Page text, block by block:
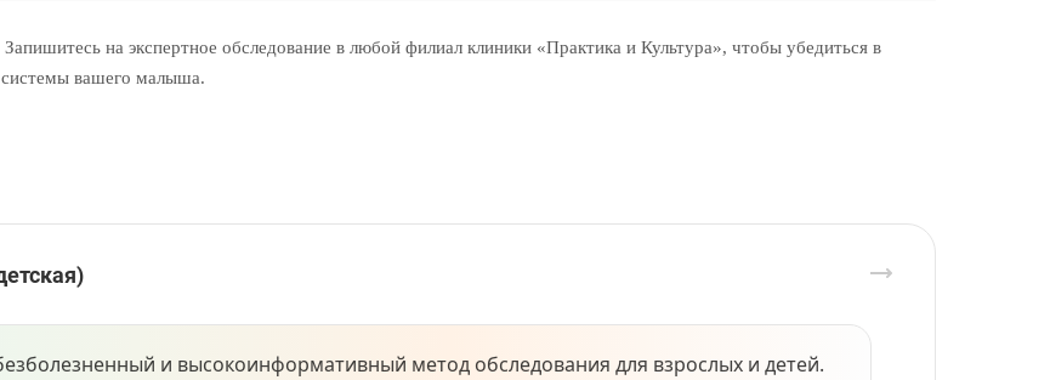
на экспертное обследование в любой филиал клиники «Практика и Культура», чтобы убедиться в
системы вашего малыша.
и высокоинформативный метод обследования для взрослых и детей.